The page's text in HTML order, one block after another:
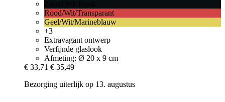
Rood/Wit/Transparant
Geel/Wit/Marineblauw
+3
Extravagant ontwerp
Verfijnde glaslook
Afmeting: Ø 20 x 9 cm
€ 33,71 € 35,49
Bezorging uiterlijk op 13. augustus